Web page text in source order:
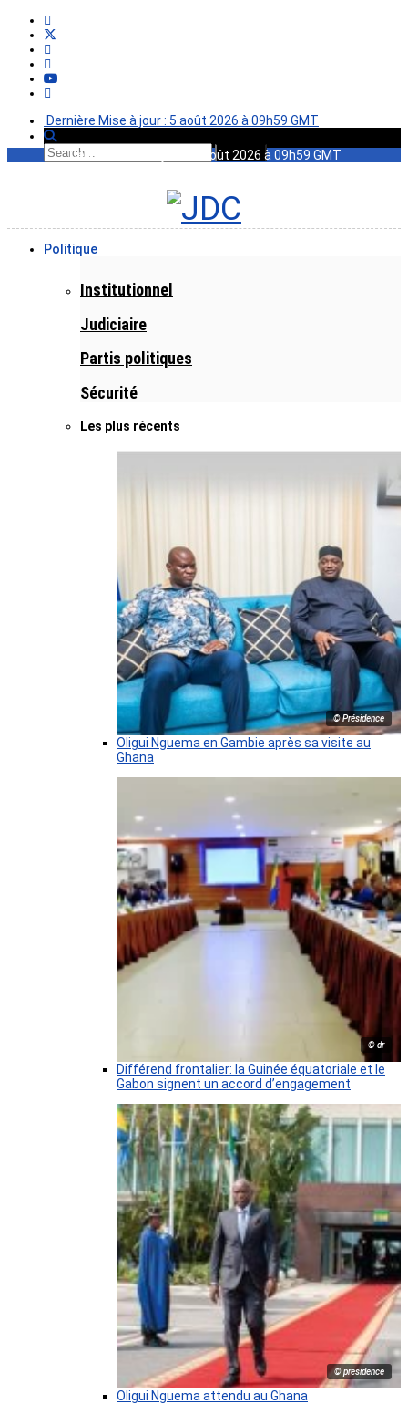
Dernière Mise à jour : 5 août 2026 à 09h59 GMT
Dernière Mise à jour : 5 août 2026 à 09h59 GMT
Politique
Institutionnel
Judiciaire
Partis politiques
Sécurité
Les plus récents
© Présidence
Oligui Nguema en Gambie après sa visite au
Ghana
© dr
Différend frontalier: la Guinée équatoriale et le
Gabon signent un accord d’engagement
© presidence
Oligui Nguema attendu au Ghana